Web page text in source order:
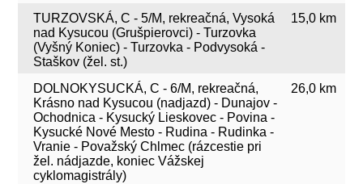
TURZOVSKÁ, C - 5/M, rekreačná, Vysoká
nad Kysucou (Grušpierovci) - Turzovka
(Vyšný Koniec) - Turzovka - Podvysoká -
Staškov (žel. st.)
15,0 km
DOLNOKYSUCKÁ, C - 6/M, rekreačná,
Krásno nad Kysucou (nadjazd) - Dunajov -
Ochodnica - Kysucký Lieskovec - Povina -
Kysucké Nové Mesto - Rudina - Rudinka -
Vranie - Považský Chlmec (rázcestie pri
žel. nádjazde, koniec Vážskej
cyklomagistrály)
26,0 km